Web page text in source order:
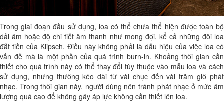
Trong giai đoạn đầu sử dụng, loa có thể chưa thể hiện được toàn bộ
dải âm hoặc độ chi tiết âm thanh như mong đợi, kể cả những đôi loa
đắt tiền của Klipsch. Điều này không phải là dấu hiệu của việc loa có
vấn đề mà là một phần của quá trình burn-in. Khoảng thời gian cần
thiết cho quá trình này có thể thay đổi tùy thuộc vào mẫu loa và cách
sử dụng, nhưng thường kéo dài từ vài chục đến vài trăm giờ phát
nhạc. Trong thời gian này, người dùng nên tránh phát nhạc ở mức âm
lượng quá cao để không gây áp lực không cần thiết lên loa.